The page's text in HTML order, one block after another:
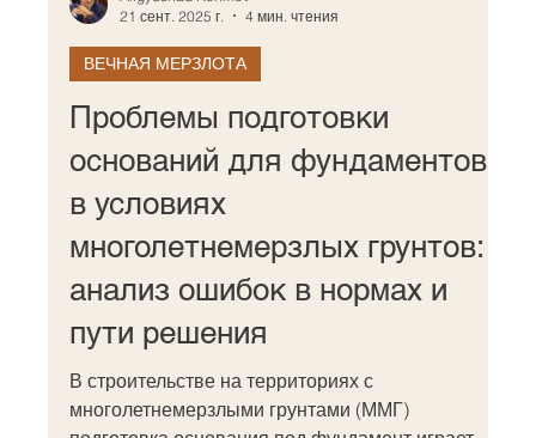
21 сент. 2025 г.
4 мин. чтения
ВЕЧНАЯ МЕРЗЛОТА
Проблемы подготовки
оснований для фундаментов
в условиях
многолетнемерзлых грунтов:
анализ ошибок в нормах и
пути решения
В строительстве на территориях с
многолетнемерзлыми грунтами (ММГ)